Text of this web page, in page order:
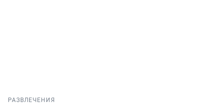
РАЗВЛЕЧЕНИЯ